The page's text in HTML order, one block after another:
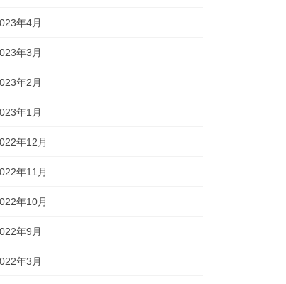
年4月
年3月
年2月
年1月
年12月
年11月
年10月
年9月
年3月